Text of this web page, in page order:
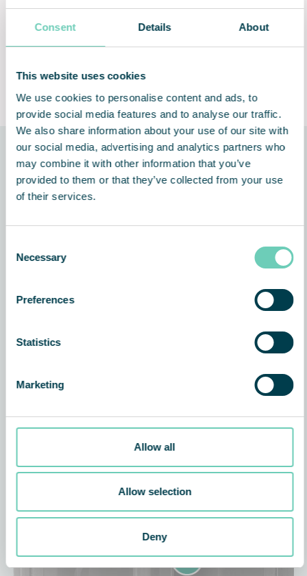
Consent Details About
This website uses cookies
We use cookies to personalise content and ads, to
provide social media features and to analyse our traffic.
We also share information about your use of our site with
our social media, advertising and analytics partners who
may combine it with other information that you’ve
provided to them or that they’ve collected from your use
of their services.
Selection
Necessary
Preferences
Statistics
Marketing
Allow all
Allow selection
Deny
Ren, tyst och luktfri
Guarantee
Tekniken bakom lösningen